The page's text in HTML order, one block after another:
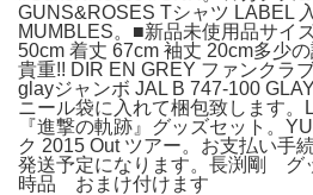
GUNS&ROSES Tシャツ LABEL
MUMBLES。■新品未使用品サイ
50cm 着丈 67cm 袖丈 20cm多少の
貴重!! DIR EN GREY ファンクラ
glayジャンボ JAL B 747-100
ニール袋に入れて梱包致します。
『進撃の軌跡』グッズセット。
ク 2015 Out ツアー。お支払い手
発送予定になります。長渕剛
時品 おまけ付けます